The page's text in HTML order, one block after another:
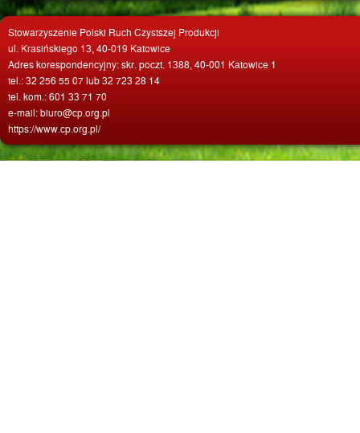
Stowarzyszenie Polski Ruch Czystszej Produkcji
ul. Krasińskiego 13, 40-019 Katowice
Adres korespondencyjny: skr. poczt. 1388, 40-001 Katowice 1
tel.: 32 256 55 07 lub 32 723 28 14
tel. kom.: 601 33 71 70
e-mail: biuro@cp.org.pl
https://www.cp.org.pl/